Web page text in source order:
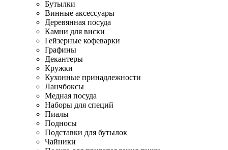
Бутылки
Винные аксессуары
Деревянная посуда
Камни для виски
Гейзерные кофеварки
Графины
Декантеры
Кружки
Кухонные принадлежности
Ланчбоксы
Медная посуда
Наборы для специй
Пиалы
Подносы
Подставки для бутылок
Чайники